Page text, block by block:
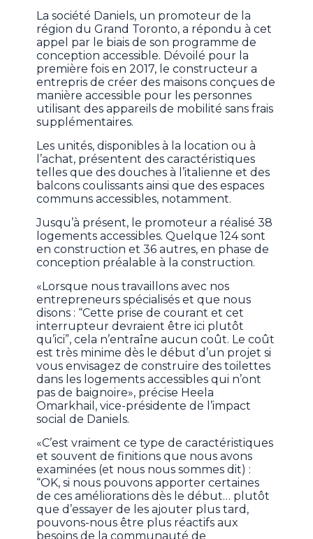
La société Daniels, un promoteur de la
région du Grand Toronto, a répondu à cet
appel par le biais de son programme de
conception accessible. Dévoilé pour la
première fois en 2017, le constructeur a
entrepris de créer des maisons conçues de
manière accessible pour les personnes
utilisant des appareils de mobilité sans frais
supplémentaires.
Les unités, disponibles à la location ou à
l’achat, présentent des caractéristiques
telles que des douches à l’italienne et des
balcons coulissants ainsi que des espaces
communs accessibles, notamment.
Jusqu’à présent, le promoteur a réalisé 38
logements accessibles. Quelque 124 sont
en construction et 36 autres, en phase de
conception préalable à la construction.
«Lorsque nous travaillons avec nos
entrepreneurs spécialisés et que nous
disons : “Cette prise de courant et cet
interrupteur devraient être ici plutôt
qu’ici”, cela n’entraîne aucun coût. Le coût
est très minime dès le début d’un projet si
vous envisagez de construire des toilettes
dans les logements accessibles qui n’ont
pas de baignoire», précise Heela
Omarkhail, vice-présidente de l’impact
social de Daniels.
«C’est vraiment ce type de caractéristiques
et souvent de finitions que nous avons
examinées (et nous nous sommes dit) :
“OK, si nous pouvons apporter certaines
de ces améliorations dès le début… plutôt
que d’essayer de les ajouter plus tard,
pouvons-nous être plus réactifs aux
besoins de la communauté de